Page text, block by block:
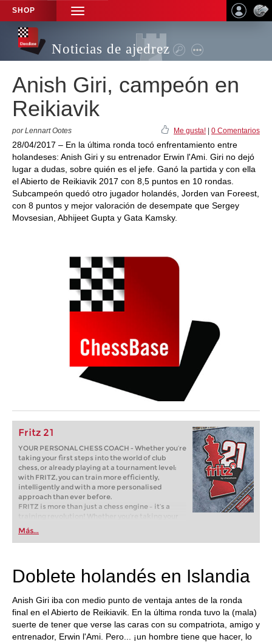
SHOP
TOGGLE
NAVIGATION
Noticias de ajedrez
Anish Giri, campeón en
Reikiavik
por Lennart Ootes Me gusta! 0 Comentarios
28/04/2017 – En la última ronda tocó enfrentamiento entre
holandeses: Anish Giri y su entrenador Erwin l'Ami. Giri no dejó
lugar a dudas, sobre quién es el jefe. Ganó la partida y con ella
el Abierto de Reikiavik 2017 con 8,5 puntos en 10 rondas.
Subcampeón quedó otro jugador holandés, Jorden van Foreest,
con 8 puntos y mejor valoración de desempate que Sergey
Movsesian, Abhijeet Gupta y Gata Kamsky.
Fritz 21
YOUR PERSONAL CHESS COACH - Whether you’re
taking your first steps into the world of club
chess, or already playing at a tournament level:
with FRITZ, you can train more efficiently,
intelligently and with a more personalised
approach than ever before.
FRITZ is more than just a chess engine – it’s a
training revolution! Whether you’re taking your
first steps into the world of club chess, or already
playing at a tournament level: with FRITZ, you can
train more efficiently, intelligently and with a
Más...
Doblete holandés en Islandia
Anish Giri iba con medio punto de ventaja antes de la ronda
final en el Abierto de Reikiavik. En la última ronda tuvo la (mala)
suerte de tener que verse las caras con su compatriota, amigo y
entrenador, Erwin l'Ami. Pero... ¡un hombre tiene que hacer, lo